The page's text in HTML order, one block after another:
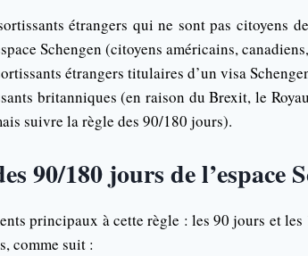
étrangers qui ne sont pas citoyens
Schengen (citoyens américains,
étrangers titulaires d’un visa
britanniques (en raison du Brexit, le
suivre la règle des 90/180 jours).
90/180 jours de l’espace
principaux à cette règle : les 90 jours et
comme suit :